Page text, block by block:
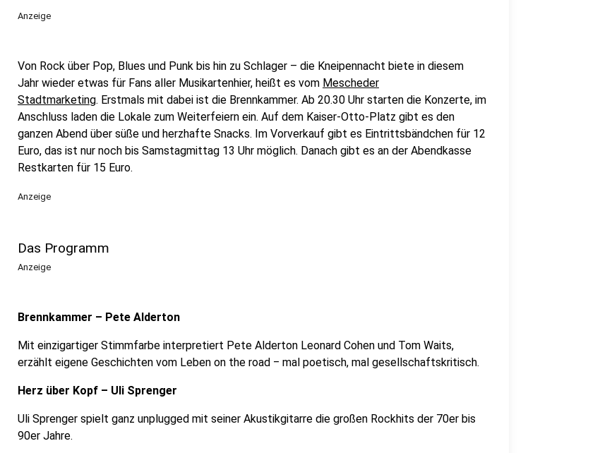
Anzeige
Von Rock über Pop, Blues und Punk bis hin zu Schlager – die Kneipennacht biete in diesem
Jahr wieder etwas für Fans aller Musikartenhier, heißt es vom Mescheder
Stadtmarketing. Erstmals mit dabei ist die Brennkammer. Ab 20.30 Uhr starten die Konzerte, im
Anschluss laden die Lokale zum Weiterfeiern ein. Auf dem Kaiser-Otto-Platz gibt es den
ganzen Abend über süße und herzhafte Snacks. Im Vorverkauf gibt es Eintrittsbändchen für 12
Euro, das ist nur noch bis Samstagmittag 13 Uhr möglich. Danach gibt es an der Abendkasse
Restkarten für 15 Euro.
Anzeige
Das Programm
Anzeige
Brennkammer – Pete Alderton
Mit einzigartiger Stimmfarbe interpretiert Pete Alderton Leonard Cohen und Tom Waits,
erzählt eigene Geschichten vom Leben on the road ‒ mal poetisch, mal gesellschaftskritisch.
Herz über Kopf – Uli Sprenger
Uli Sprenger spielt ganz unplugged mit seiner Akustikgitarre die großen Rockhits der 70er bis
90er Jahre.